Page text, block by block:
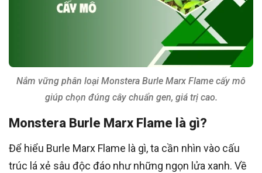
Nắm vững phân loại Monstera Burle Marx Flame cấy mô
giúp chọn đúng cây chuẩn gen, giá trị cao.
Monstera Burle Marx Flame là gì?
Để hiểu Burle Marx Flame là gì, ta cần nhìn vào cấu
trúc lá xẻ sâu độc đáo như những ngọn lửa xanh. Về